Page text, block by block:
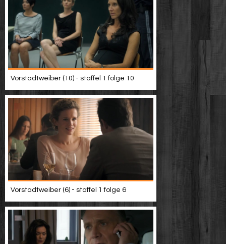
Vorstadtweiber (10) - staffel 1 folge 10
Vorstadtweiber (6) - staffel 1 folge 6